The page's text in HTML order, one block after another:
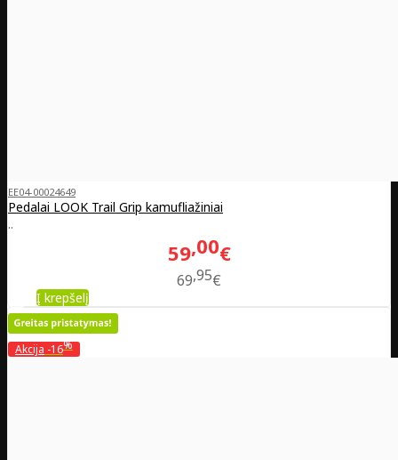
EE04-00024649
Pedalai LOOK Trail Grip kamufliažiniai
..
59 00€
69 95€
Į krepšelį
Akcija -16%